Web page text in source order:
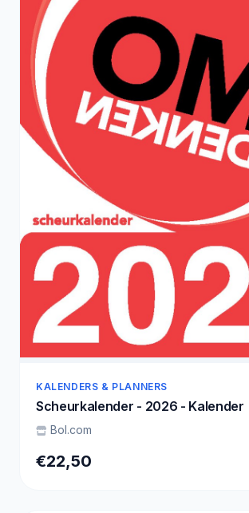
KALENDERS & PLANNERS
Scheurkalender - 2026 - Kalender
Bol.com
€22,50